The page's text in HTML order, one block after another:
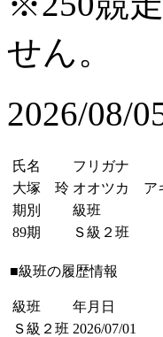
せん。
2026/08/
氏名 フリガナ
大塚 玲 オオツカ ア
期別
級班
89期
Ｓ級２班
■級班の履歴情報
級班
年月日
Ｓ級２班 2026/07/01